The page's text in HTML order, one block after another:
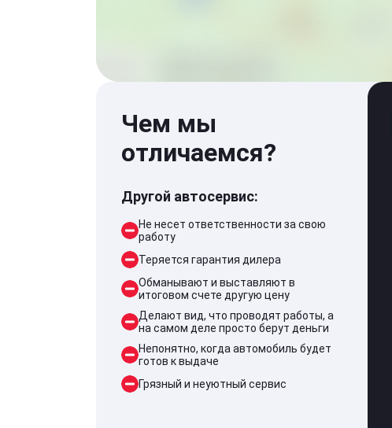
Чем мы
отличаемся?
Другой автосервис:
Не несет ответственности за свою
работу
Теряется гарантия дилера
Обманывают и выставляют в
итоговом счете другую цену
Делают вид, что проводят работы, а
на самом деле просто берут деньги
Непонятно, когда автомобиль будет
готов к выдаче
Грязный и неуютный сервис